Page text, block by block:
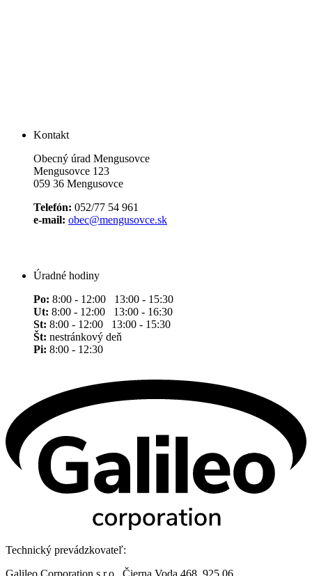
Kontakt
Obecný úrad Mengusovce
Mengusovce 123
059 36 Mengusovce
Telefón: 052/77 54 961
e-mail: obec@mengusovce.sk
Úradné hodiny
Po: 8:00 - 12:00 13:00 - 15:30
Ut: 8:00 - 12:00 13:00 - 16:30
St: 8:00 - 12:00 13:00 - 15:30
Št: nestránkový deň
Pi: 8:00 - 12:30
Technický prevádzkovateľ:
Galileo Corporation s.r.o., Čierna Voda 468, 925 06